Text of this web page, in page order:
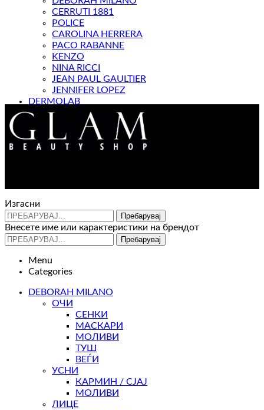
CERRUTI 1881
POLICE
CAROLINA HERRERA
PACO RABANNE
KENZO
NINA RICCI
JEAN PAUL GAULTIER
JENNIFER LOPEZ
DERMOLAB
МАГАЗИН
Изгасни
Пребарувај
Внесете име или карактеристики на брендот
Пребарувај
Menu
Categories
DEBORAH MILANO
ОЧИ
СЕНКИ
МАСКАРИ
МОЛИВИ
ТУШ
ВЕЃИ
УСНИ
КАРМИН / СЈАЈ
МОЛИВИ
ЛИЦЕ